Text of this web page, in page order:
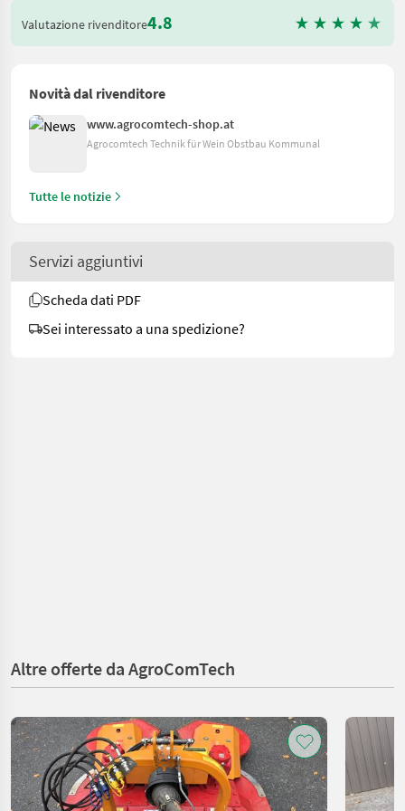
Valutazione rivenditore4.8
Novità dal rivenditore
www.agrocomtech-shop.at
Agrocomtech Technik für Wein Obstbau Kommunal
Tutte le notizie
Servizi aggiuntivi
Scheda dati PDF
Sei interessato a una spedizione?
Altre offerte da AgroComTech